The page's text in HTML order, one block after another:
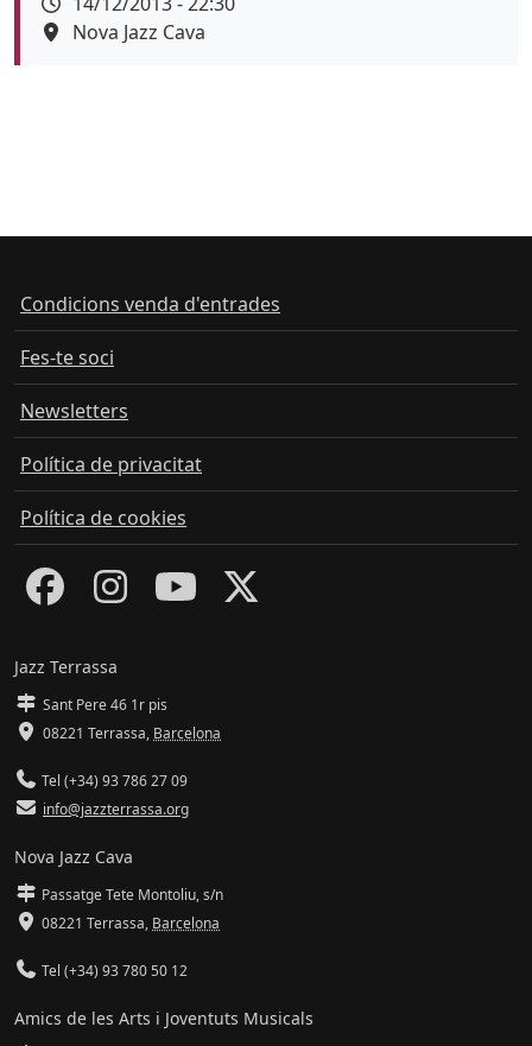
Espai
Nova Jazz Cava
Condicions venda d'entrades
Fes-te soci
Newsletters
Política de privacitat
Política de cookies
Jazz Terrassa
Sant Pere 46 1r pis
08221 Terrassa, Barcelona
Tel (+34) 93 786 27 09
info@jazzterrassa.org
Nova Jazz Cava
Passatge Tete Montoliu, s/n
08221 Terrassa, Barcelona
Tel (+34) 93 780 50 12
Amics de les Arts i Joventuts Musicals